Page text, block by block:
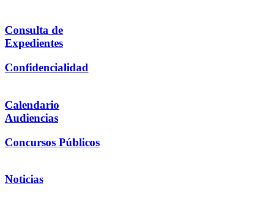
Consulta de
Expedientes
Confidencialidad
Calendario
Audiencias
Concursos Públicos
Noticias